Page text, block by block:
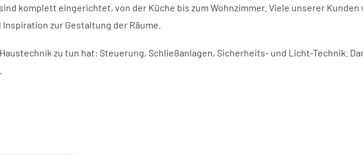
komplett eingerichtet, von der Küche bis zum Wohnzimmer. Viele unserer Kunden
zur Gestaltung der Räume.
zu tun hat: Steuerung, Schließanlagen, Sicherheits- und Licht-Technik.